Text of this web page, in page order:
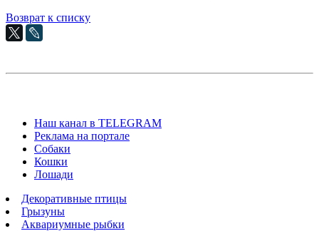
Возврат к списку
Наш канал в TELEGRAM
Реклама на портале
Собаки
Кошки
Лошади
Декоративные птицы
Грызуны
Аквариумные рыбки